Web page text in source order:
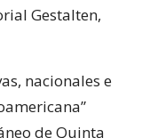
Gestalten,
nacionales e
de Quinta